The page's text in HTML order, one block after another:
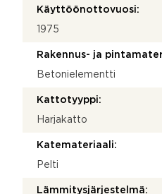
Käyttöönottovuosi:
1975
Rakennus- ja
Betonielementti
Kattotyyppi:
Harjakatto
Katemateriaali:
Pelti
Lämmitysjärjestelmä: